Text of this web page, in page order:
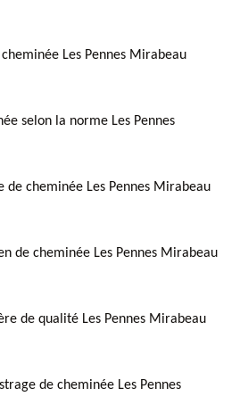
Les Pennes Mirabeau
selon la norme Les Pennes
de cheminée Les Pennes Mirabeau
de cheminée Les Pennes Mirabeau
de qualité Les Pennes Mirabeau
de cheminée Les Pennes